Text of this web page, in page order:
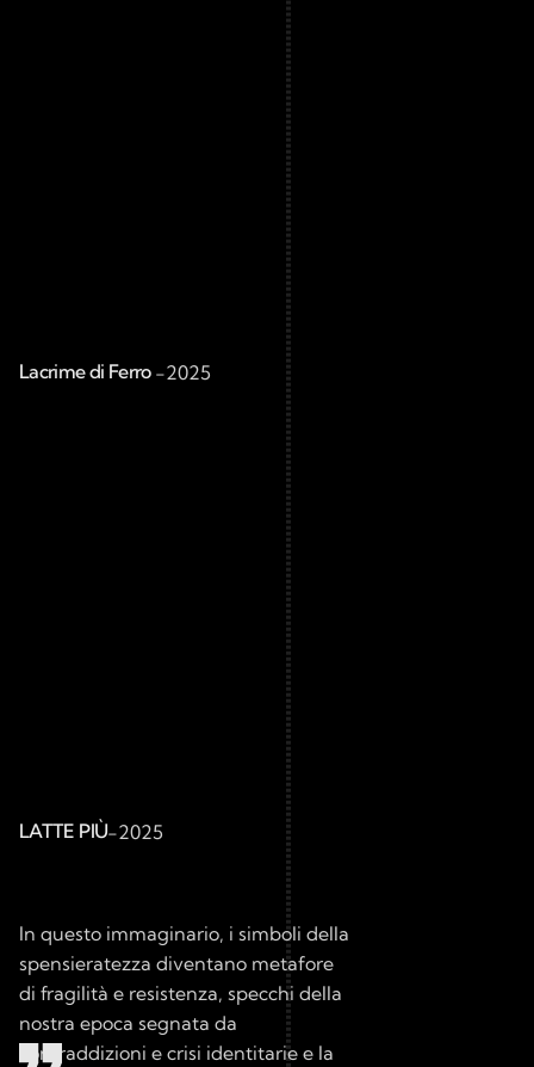
Lacrime di Ferro -2025
LATTE PIÙ-2025
In questo immaginario, i simboli della
spensieratezza diventano metafore
di fragilità e resistenza, specchi della
nostra epoca segnata da
contraddizioni e crisi identitarie e la